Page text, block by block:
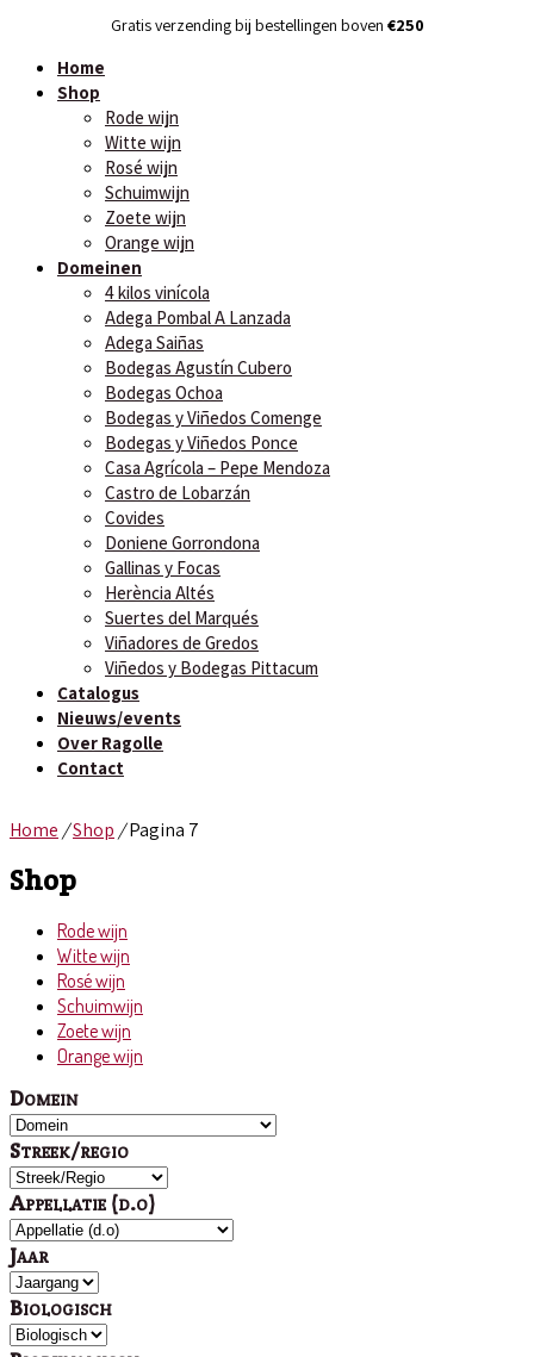
Gratis verzending bij bestellingen boven €250
Home
Shop
Rode wijn
Witte wijn
Rosé wijn
Schuimwijn
Zoete wijn
Orange wijn
Domeinen
4 kilos vinícola
Adega Pombal A Lanzada
Adega Saiñas
Bodegas Agustín Cubero
Bodegas Ochoa
Bodegas y Viñedos Comenge
Bodegas y Viñedos Ponce
Casa Agrícola – Pepe Mendoza
Castro de Lobarzán
Covides
Doniene Gorrondona
Gallinas y Focas
Herència Altés
Suertes del Marqués
Viñadores de Gredos
Viñedos y Bodegas Pittacum
Catalogus
Nieuws/events
Over Ragolle
Contact
Home/Shop/Pagina 7
Shop
Rode wijn
Witte wijn
Rosé wijn
Schuimwijn
Zoete wijn
Orange wijn
Domein
Streek/regio
Appellatie (d.o)
Jaar
Biologisch